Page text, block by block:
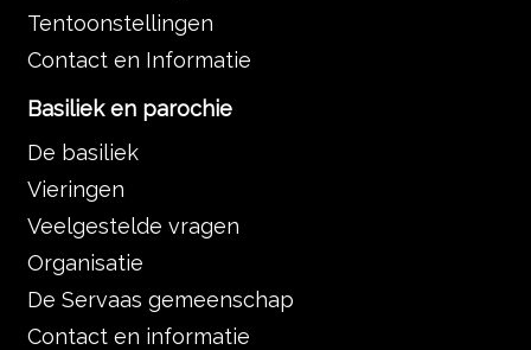
Tentoonstellingen
Contact en Informatie
Basiliek en parochie
De basiliek
Vieringen
Veelgestelde vragen
Organisatie
De Servaas gemeenschap
Contact en informatie